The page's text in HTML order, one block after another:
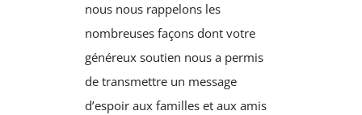
nous nous rappelons les
nombreuses façons dont votre
généreux soutien nous a permis
de transmettre un message
d’espoir aux familles et aux amis